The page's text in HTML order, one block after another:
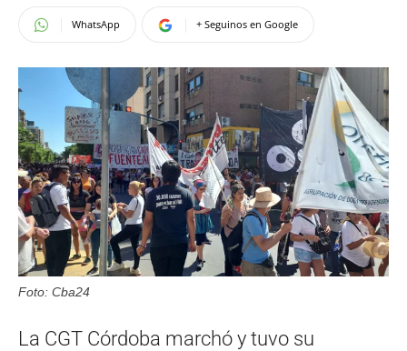
WhatsApp + Seguinos en Google
Foto: Cba24
La CGT Córdoba marchó y tuvo su